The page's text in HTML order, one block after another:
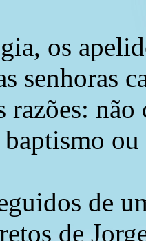
os
senhoras
razões:
de
de